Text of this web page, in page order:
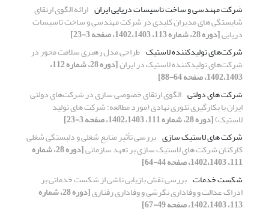
شرکت مهندسی و ساخت تاسیسات دریایی ایران ارائه الگوی ارتقای
شایستگی های مدیران کلیدی در شرکت مهندسی و ساخت تاسیسات
دریایی[دوره 28، شماره 113، 1402،1403، صفحه 3-23]
شرکت‌های تولیدکننده لاستیک طراحی مدل رهبری سلامت محور در
شرکت‌های تولیدکننده لاستیک در ایران [دوره 28، شماره 112،
1402،1403، صفحه 64-88]
شرکت های دولتی الگوی ارتقای خصوصی سازی در شرکت‌های دولتی
ایران با بکارگیری تئوری نهادی (مورد مطالعه: شرکت های تولید
لاستیک)[دوره 28، شماره 111، 1402،1403، صفحه 3-23]
شرکت های لاستیک سازی بررسی تأثیر منابع شغلی و دلبستگی شغلی
کارکنان شرکت های لاستیک سازی بر تعهد سازمانی [دوره 28، شماره
111، 1402،1403، صفحه 44-64]
شکست خدمات بررسی نقش بازیابی ناشی از شکست خدماتی بر
ادراک عدالت و وفاداری نگرشی و وفاداری رفتاری [دوره 28، شماره
113، 1402،1403، صفحه 49-67]